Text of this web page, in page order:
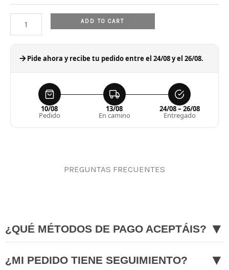
ADD TO CART
Pide ahora y recibe tu pedido entre el 24/08 y el 26/08.
10/08
Pedido
13/08
En camino
24/08 – 26/08
Entregado
PREGUNTAS FRECUENTES
¿QUÉ MÉTODOS DE PAGO ACEPTÁIS? ▼
¿MI PEDIDO TIENE SEGUIMIENTO? ▼